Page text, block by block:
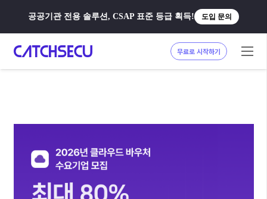
공공기관 전용 솔루션, CSAP 표준 등급 획득! 도입 문의
무료로 시작하기